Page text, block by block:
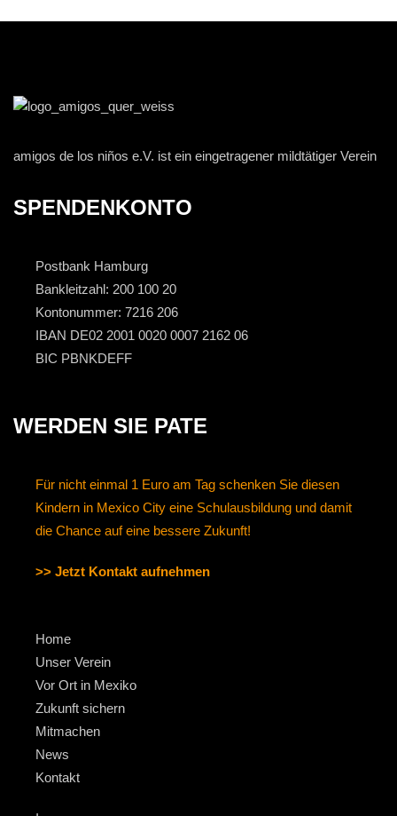
amigos de los niños e.V. ist ein eingetragener mildtätiger Verein
SPENDENKONTO
Postbank Hamburg
Bankleitzahl: 200 100 20
Kontonummer: 7216 206
IBAN DE02 2001 0020 0007 2162 06
BIC PBNKDEFF
WERDEN SIE PATE
Für nicht einmal 1 Euro am Tag schenken Sie diesen
Kindern in Mexico City eine Schulausbildung und damit
die Chance auf eine bessere Zukunft!
>> Jetzt Kontakt aufnehmen
Home
Unser Verein
Vor Ort in Mexiko
Zukunft sichern
Mitmachen
News
Kontakt